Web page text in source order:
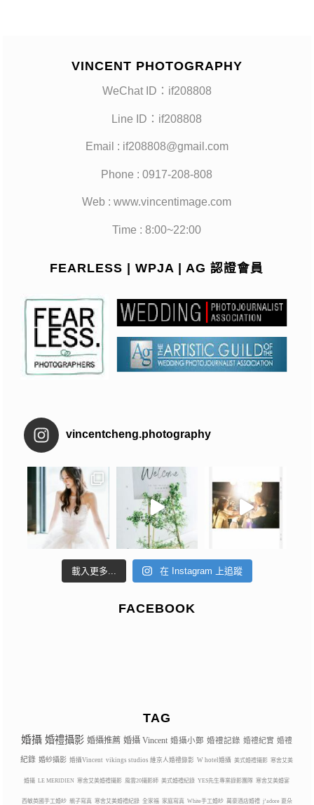
VINCENT PHOTOGRAPHY
WeChat ID：if208808
Line ID：if208808
Email : if208808@gmail.com
Phone : 0917-208-808
Web : www.vincentimage.com
Time : 8:00~22:00
FEARLESS | WPJA | AG 認證會員
vincentcheng.photography
載入更多... 在 Instagram 上追蹤
FACEBOOK
TAG
婚攝 婚禮攝影 婚攝推薦 婚攝 Vincent 婚攝小鄭 婚禮記錄 婚禮紀實 婚禮
紀錄 婚紗攝影 婚攝Vincent vikings studios 維京人婚禮錄影 W hotel婚攝 美式婚禮攝影 寒舍艾美
婚攝 LE MERIDIEN 寒舍艾美婚禮攝影 風雲20攝影師 美式婚禮紀錄 YES先生專業錄影團隊 寒舍艾美婚宴
西敏英國手工婚紗 親子寫真 寒舍艾美婚禮紀錄 全家福 家庭寫真 White手工婚紗 萬豪酒店婚禮 j’adore 夏朵